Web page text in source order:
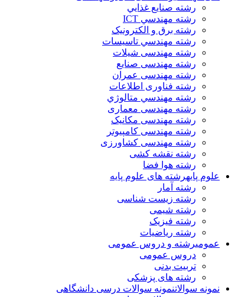
رشته صنايع غذايي
رشته مهندسي ICT
رشته برق و الکترونيک
رشته مهندسي تاسيسات
رشته مهندسی شیلات
رشته مهندسی صنایع
رشته مهندسی عمران
رشته فناوری اطلاعات
رشته مهندسي متالوژي
رشته مهندسی معماری
رشته مهندسی مکانیک
رشته مهندسی کامپیوتر
رشته مهندسی کشاورزی
رشته نقشه کشی
رشته هوا فضا
علوم پایهرشته های علوم پایه
رشته آمار
رشته زیست شناسی
رشته شیمی
رشته فیزیک
رشته ریاضیات
عمومیرشته و دروس عمومی
دروس عمومی
تربیت بدنی
رشته های پزشکی
نمونه سوالاتنمونه سوالات درسی دانشگاهی